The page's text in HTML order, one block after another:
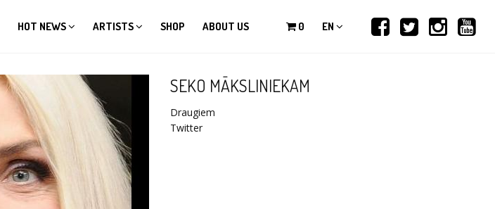
HOT NEWS ARTISTS SHOP ABOUT US 0 EN
SEKO MĀKSLINIEKAM
Draugiem
Twitter